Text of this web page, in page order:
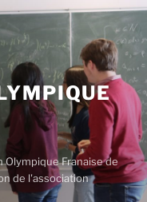
Olympique Franaise de
de l'association